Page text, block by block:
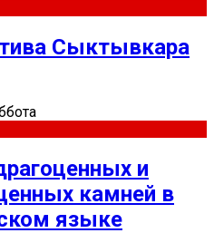
Сыктывкара
и
камней в
языке